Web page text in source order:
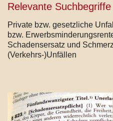
Relevante Suchbegriffe
Private bzw. gesetzliche
bzw.
Schadensersatz und
(Verkehrs-)Unfällen